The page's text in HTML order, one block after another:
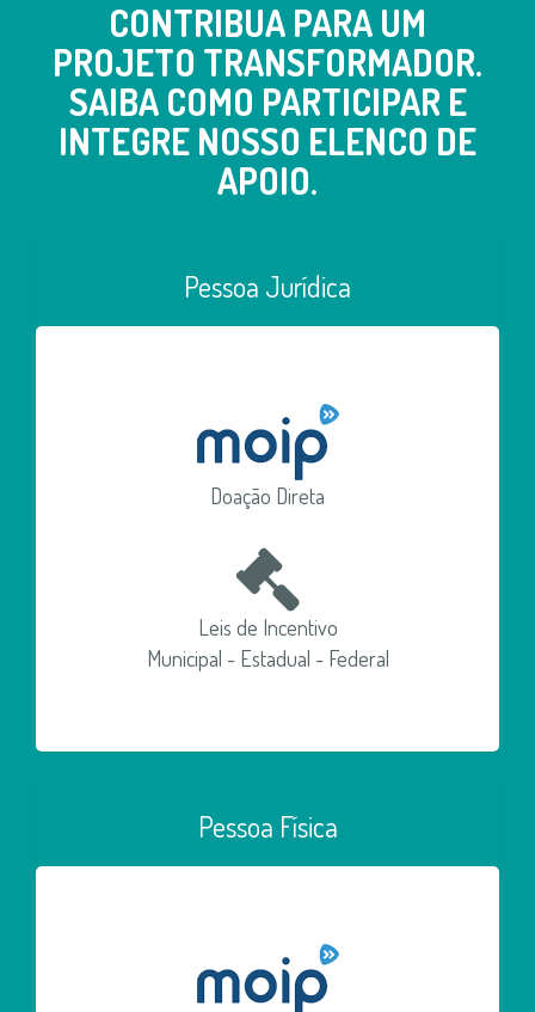
CONTRIBUA PARA UM
PROJETO TRANSFORMADOR.
SAIBA COMO PARTICIPAR E
INTEGRE NOSSO ELENCO DE
APOIO.
Pessoa Jurídica
Doação Direta
Leis de Incentivo
Municipal - Estadual - Federal
Pessoa Física